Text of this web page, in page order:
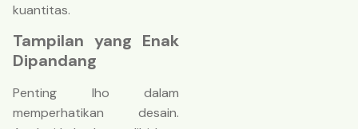
kuantitas.
Tampilan yang Enak
Dipandang
Penting lho dalam
memperhatikan desain.